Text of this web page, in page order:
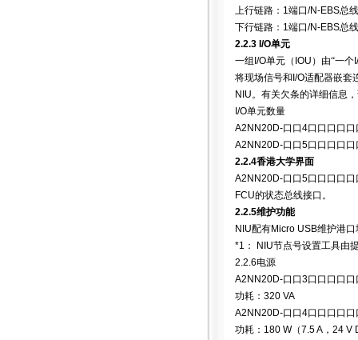
上行链路： 1端口/N-EBS总
下行链路： 1端口/N-EBS总
2.2.3 I/O单元
一组 I/O单元（ IOU ）由“一个
将现场信号和 I/O适配器嵌套
NIU。有关欠条的详细信息
I/O单元数量
A2NN20D-口口4口口口口
A2NN20D-口口5口口口口
2.2.4香港大学界面
A2NN20D-口口5口口口口
FCU的状态总线接口。
2.2.5维护功能
NIU配有Micro USB维护港口
*1 ： NIU节点号设置工具由
2.2.6电源
A2NN20D-口口3口口口口
功耗： 320 VA
A2NN20D-口口4口口口口
功耗： 180 W（7.5 A ， 24 V